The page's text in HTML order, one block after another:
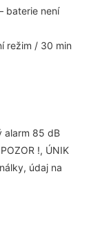
baterie není
režim / 30 min
alarm 85 dB
!, ÚNIK
údaj na